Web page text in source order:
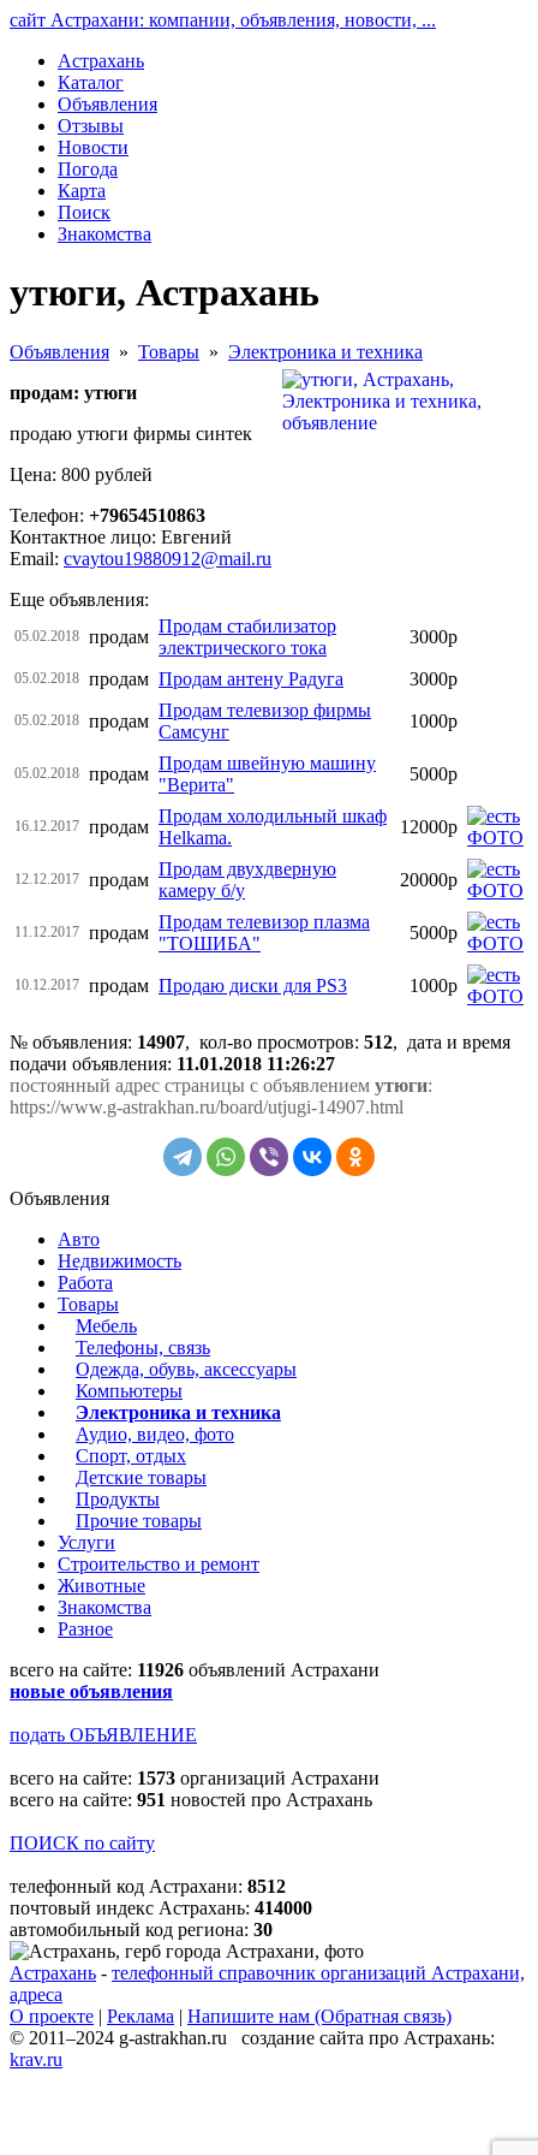
сайт Астрахани: компании, объявления, новости, ...
Астрахань
Каталог
Объявления
Отзывы
Новости
Погода
Карта
Поиск
Знакомства
утюги, Астрахань
Объявления » Товары » Электроника и техника
продам: утюги
продаю утюги фирмы синтек
Цена: 800 рублей
Телефон: +79654510863
Контактное лицо: Евгений
Email: cvaytou19880912@mail.ru
Еще объявления:
05.02.2018 продам
Продам стабилизатор
электрического тока
3000р
05.02.2018 продам Продам антену Радуга 3000р
05.02.2018 продам
Продам телевизор фирмы
Самсунг
1000р
05.02.2018 продам
Продам швейную машину
"Верита"
5000р
16.12.2017 продам
Продам холодильный шкаф
Helkama.
12000р
12.12.2017 продам
Продам двухдверную
камеру б/у
20000р
11.12.2017 продам
Продам телевизор плазма
"ТОШИБА"
5000р
10.12.2017 продам Продаю диски для PS3 1000р
№ объявления: 14907, кол-во просмотров: 512, дата и время
подачи объявления: 11.01.2018 11:26:27
постоянный адрес страницы с объявлением утюги:
https://www.g-astrakhan.ru/board/utjugi-14907.html
Объявления
Авто
Недвижимость
Работа
Товары
Мебель
Телефоны, связь
Одежда, обувь, аксессуары
Компьютеры
Электроника и техника
Аудио, видео, фото
Спорт, отдых
Детские товары
Продукты
Прочие товары
Услуги
Строительство и ремонт
Животные
Знакомства
Разное
всего на сайте: 11926 объявлений Астрахани
новые объявления
подать ОБЪЯВЛЕНИЕ
всего на сайте: 1573 организаций Астрахани
всего на сайте: 951 новостей про Астрахань
ПОИСК по сайту
телефонный код Астрахани: 8512
почтовый индекс Астрахань: 414000
автомобильный код региона: 30
Астрахань - телефонный справочник организаций Астрахани,
адреса
О проекте | Реклама | Напишите нам (Обратная связь)
© 2011–2024 g-astrakhan.ru создание сайта про Астрахань:
krav.ru